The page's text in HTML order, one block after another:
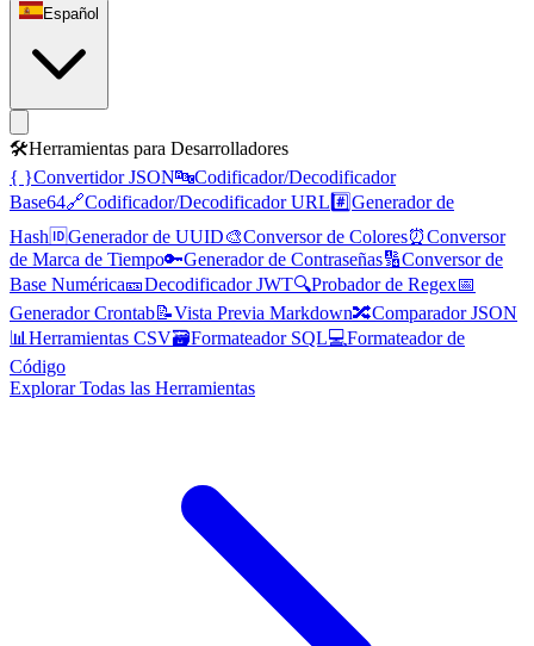
Español
🛠️Herramientas para Desarrolladores
{ }Convertidor JSON🔤Codificador/Decodificador
Base64🔗Codificador/Decodificador URL #️⃣Generador de
Hash 🆔Generador de UUID🎨Conversor de Colores⏰Conversor
de Marca de Tiempo🔑Generador de Contraseñas🔢Conversor de
Base Numérica🎫Decodificador JWT🔍Probador de Regex📅
Generador Crontab📝Vista Previa Markdown🔀Comparador JSON
📊 Herramientas CSV🗃️Formateador SQL💻Formateador de
Código
Explorar Todas las Herramientas